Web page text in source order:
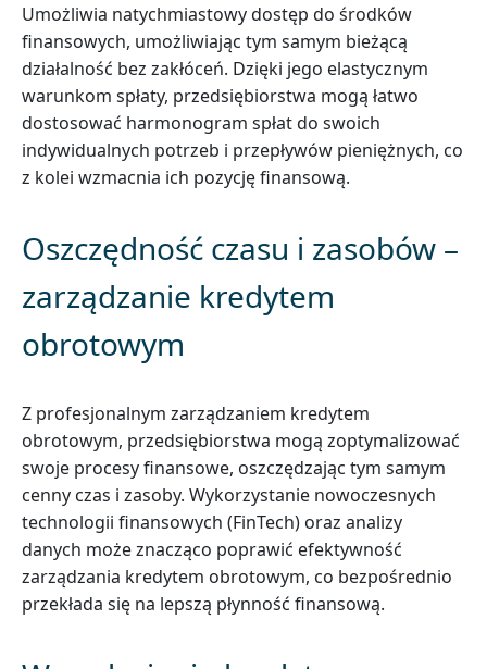
Umożliwia natychmiastowy dostęp do środków
finansowych, umożliwiając tym samym bieżącą
działalność bez zakłóceń. Dzięki jego elastycznym
warunkom spłaty, przedsiębiorstwa mogą łatwo
dostosować harmonogram spłat do swoich
indywidualnych potrzeb i przepływów pieniężnych, co
z kolei wzmacnia ich pozycję finansową.
Oszczędność czasu i zasobów –
zarządzanie kredytem
obrotowym
Z profesjonalnym zarządzaniem kredytem
obrotowym, przedsiębiorstwa mogą zoptymalizować
swoje procesy finansowe, oszczędzając tym samym
cenny czas i zasoby. Wykorzystanie nowoczesnych
technologii finansowych (FinTech) oraz analizy
danych może znacząco poprawić efektywność
zarządzania kredytem obrotowym, co bezpośrednio
przekłada się na lepszą płynność finansową.